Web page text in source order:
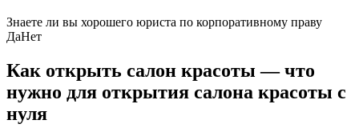
Знаете ли вы хорошего юриста по корпоративному праву
ДаНет
Как открыть салон красоты — что
нужно для открытия салона красоты с
нуля